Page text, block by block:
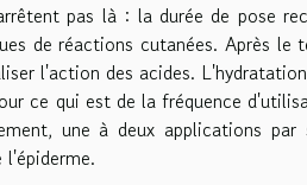
pas là : la durée de pose
de réactions cutanées. Après
l'action des acides.
ce qui est de la fréquence
une à deux applications